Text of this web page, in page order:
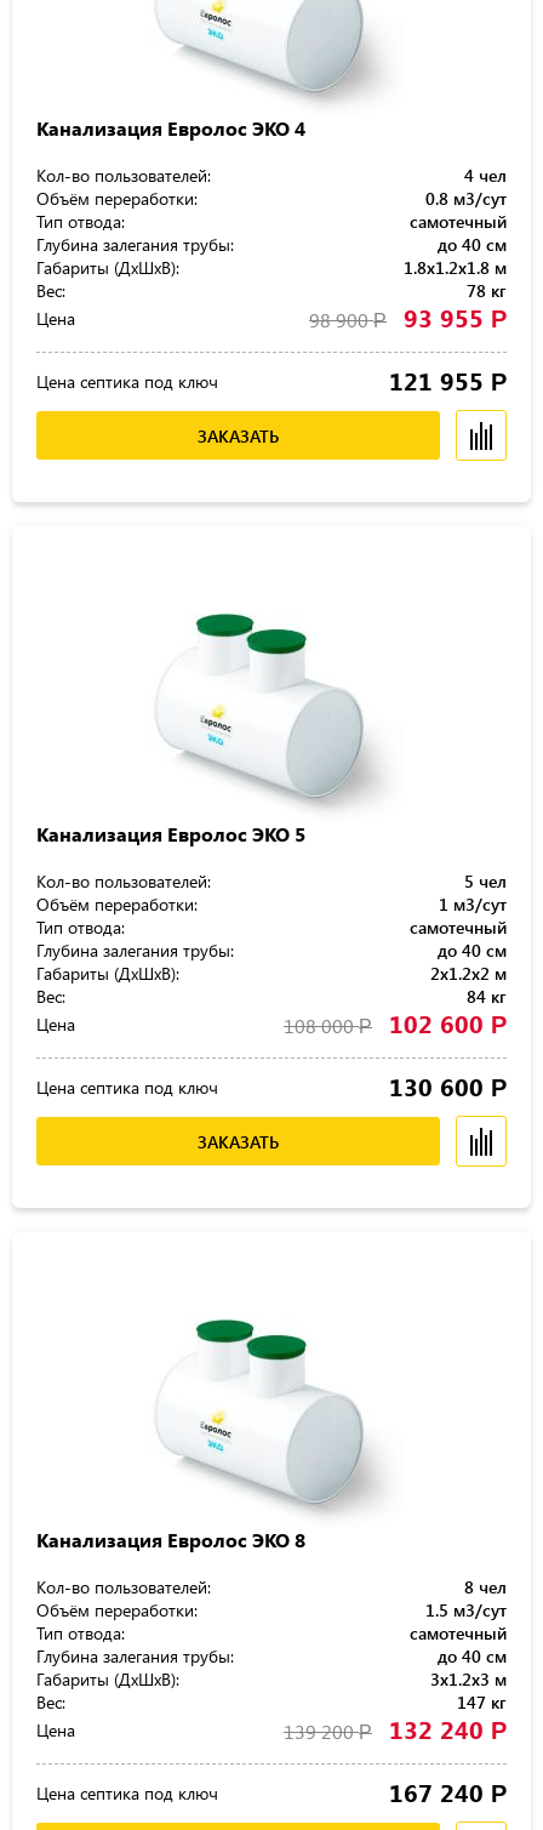
Канализация Евролос ЭКО 4
Кол-во пользователей:
4 чел
Объём переработки:
0.8 м3/сут
Тип отвода:
самотечный
Глубина залегания трубы:
до 40 см
Габариты (ДхШхВ):
1.8x1.2x1.8 м
Вес:
78 кг
Цена
98 900Р 93 955 Р
Цена септика под ключ 121 955 Р
ЗАКАЗАТЬ
Канализация Евролос ЭКО 5
Кол-во пользователей:
5 чел
Объём переработки:
1 м3/сут
Тип отвода:
самотечный
Глубина залегания трубы:
до 40 см
Габариты (ДхШхВ):
2x1.2x2 м
Вес:
84 кг
Цена
108 000Р 102 600 Р
Цена септика под ключ 130 600 Р
ЗАКАЗАТЬ
Канализация Евролос ЭКО 8
Кол-во пользователей:
8 чел
Объём переработки:
1.5 м3/сут
Тип отвода:
самотечный
Глубина залегания трубы:
до 40 см
Габариты (ДхШхВ):
3x1.2x3 м
Вес:
147 кг
Цена
139 200Р 132 240 Р
Цена септика под ключ 167 240 Р